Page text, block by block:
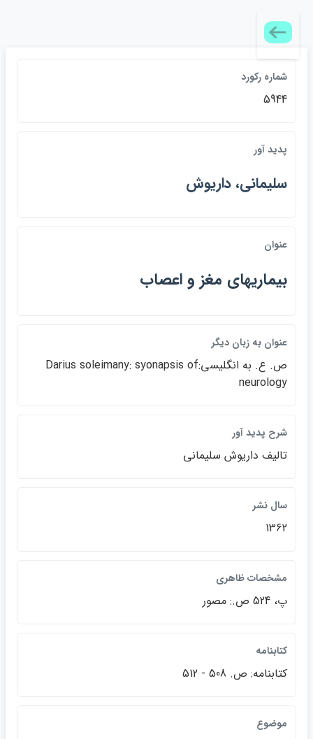
شماره ركورد
5944
پديد آور
سليماني، داريوش
عنوان
بيماريهاي مغز و اعصاب
عنوان به زبان ديگر
ص. ع. به انگليسي:Darius soleimany: syonapsis of
neurology
شرح پديد آور
تاليف داريوش سليماني
سال نشر
1362
مشخصات ظاهري
پ، 524 ص.: مصور
كتابنامه
كتابنامه: ص. 508 - 512
موضوع